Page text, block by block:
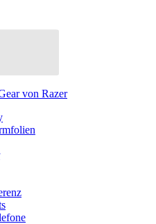
von Razer